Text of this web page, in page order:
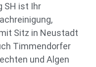
SH ist Ihr
Sitz in Neustadt
Timmendorfer
und Algen